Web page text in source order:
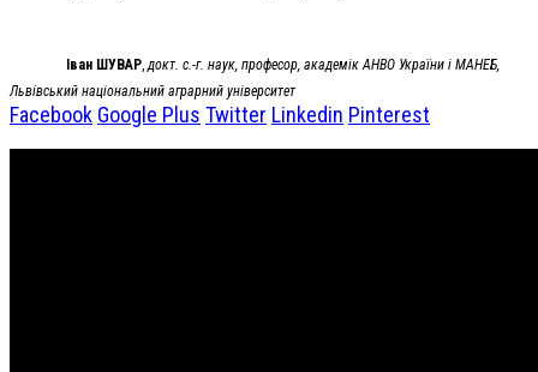
Іван ШУВАР,докт. с.-г. наук, професор, академік АНВО України і МАНЕБ,
Львівський національний аграрний університет
Facebook Google Plus Twitter Linkedin Pinterest